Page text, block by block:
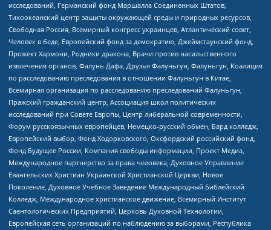
исследований, Германский фонд Маршалла Соединенных Штатов,
Тихоокеанский центр защиты окружающей среды и природных ресурсов,
Свободная Россия, Всемирный конгресс украинцев, Атлантический совет,
Человек в беде, Европейский фонд за демократию, Джеймстаунский фонд,
Прожект Хармони, Родники дракона, Врачи против насильственного
извлечения органов, Фалунь Дафа, Друзья Фалуньгун, Фалуньгун, Коалиция
по расследованию преследования в отношении Фалуньгун в Китае,
Всемирная организация по расследованию преследований Фалуньгун,
Пражский гражданский центр, Ассоциация школ политических
исследований при Совете Европы, Центр либеральной современности,
Форум русскоязычных европейцев, Немецко-русский обмен, Бард колледж,
Европейский выбор, Фонд Ходорковского, Оксфордский российский фонд,
Фонд Будущее России, Компания свободы информации, Проект Медиа,
Международное партнерство за права человека, Духовное Управление
Евангельских Христиан Украинской Христианской Церкви, Новое
Поколение, Духовное Учебное Заведение Международный Библейский
Колледж, Международное христианское движение, Всемирный Институт
Саентологических Предприятий, Церковь Духовной Технологии,
Европейская сеть организаций по наблюдению за выборами, Республика